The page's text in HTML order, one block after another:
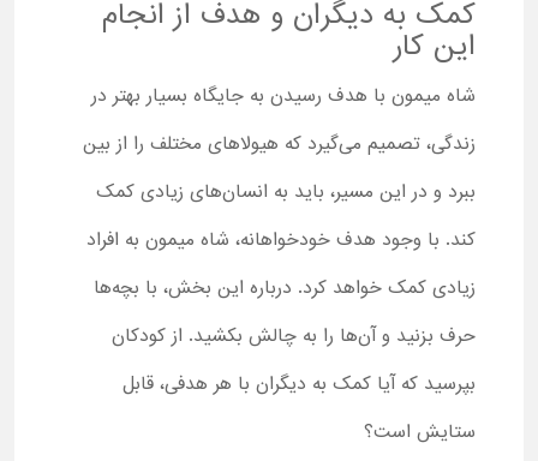
کمک به دیگران و هدف از انجام
این کار
شاه میمون با هدف رسیدن به جایگاه بسیار بهتر در
زندگی، تصمیم می‌گیرد که هیولاهای مختلف را از بین
ببرد و در این مسیر، باید به انسان‌های زیادی کمک
کند. با وجود هدف خودخواهانه، شاه میمون به افراد
زیادی کمک خواهد کرد. درباره این بخش، با بچه‌ها
حرف بزنید و آن‌ها را به چالش بکشید. از کودکان
بپرسید که آیا کمک به دیگران با هر هدفی، قابل
ستایش است؟